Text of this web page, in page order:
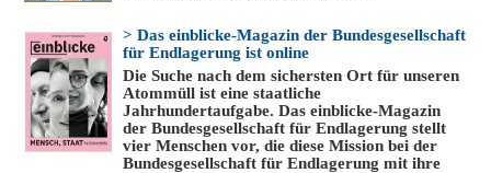
> Das einblicke-Magazin der Bundesgesellschaft
für Endlagerung ist online
Die Suche nach dem sichersten Ort für unseren
Atommüll ist eine staatliche
Jahrhundertaufgabe. Das einblicke-Magazin
der Bundesgesellschaft für Endlagerung stellt
vier Menschen vor, die diese Mission bei der
Bundesgesellschaft für Endlagerung mit ihre